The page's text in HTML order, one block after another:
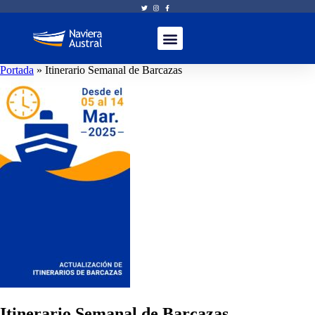
Portada » Itinerario Semanal de Barcazas